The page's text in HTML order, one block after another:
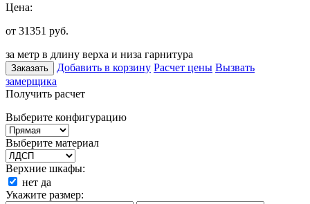
Цена:
от 31351 руб.
за метр в длину верха и низа гарнитура
Заказать Добавить в корзину Расчет цены Вызвать
замерщика
Получить расчет
Выберите конфигурацию
Выберите материал
Верхние шкафы:
нет да
Укажите размер: